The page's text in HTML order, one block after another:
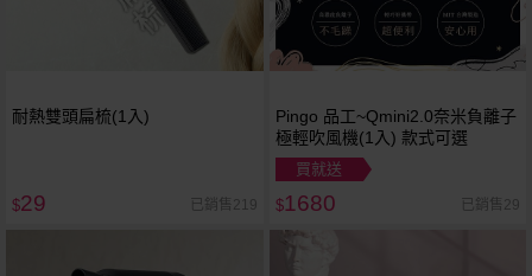
耐熱雙頭扁梳(1入)
$29 已銷售219
Pingo 品工~Qmini2.0奈米負離子
極輕吹風機(1入) 款式可選
買就送
$1680 已銷售29